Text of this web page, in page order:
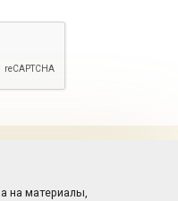
на материалы,